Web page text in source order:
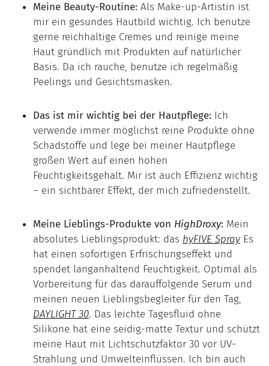
Meine Beauty-Routine: Als Make-up-Artistin ist
mir ein gesundes Hautbild wichtig. Ich benutze
gerne reichhaltige Cremes und reinige meine
Haut gründlich mit Produkten auf natürlicher
Basis. Da ich rauche, benutze ich regelmäßig
Peelings und Gesichtsmasken.
Das ist mir wichtig bei der Hautpflege: Ich
verwende immer möglichst reine Produkte ohne
Schadstoffe und lege bei meiner Hautpflege
großen Wert auf einen hohen
Feuchtigkeitsgehalt. Mir ist auch Effizienz wichtig
– ein sichtbarer Effekt, der mich zufriedenstellt.
Meine Lieblings-Produkte von HighDroxy: Mein
absolutes Lieblingsprodukt: das hyFIVE Spray Es
hat einen sofortigen Erfrischungseffekt und
spendet langanhaltend Feuchtigkeit. Optimal als
Vorbereitung für das darauffolgende Serum und
meinen neuen Lieblingsbegleiter für den Tag,
DAYLIGHT 30. Das leichte Tagesfluid ohne
Silikone hat eine seidig-matte Textur und schützt
meine Haut mit Lichtschutzfaktor 30 vor UV-
Strahlung und Umwelteinflüssen. Ich bin auch